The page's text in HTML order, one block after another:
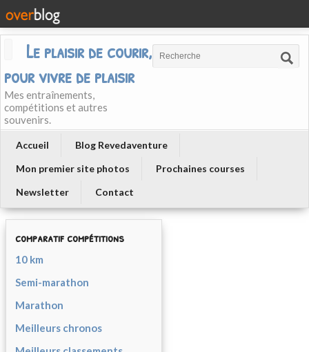
Le plaisir de courir, courir
pour vivre de plaisir
Mes entraînements,
compétitions et autres
souvenirs.
Accueil
Blog Revedaventure
Mon premier site photos
Prochaines courses
Newsletter
Contact
comparatif compétitions
10 km
Semi-marathon
Marathon
Meilleurs chronos